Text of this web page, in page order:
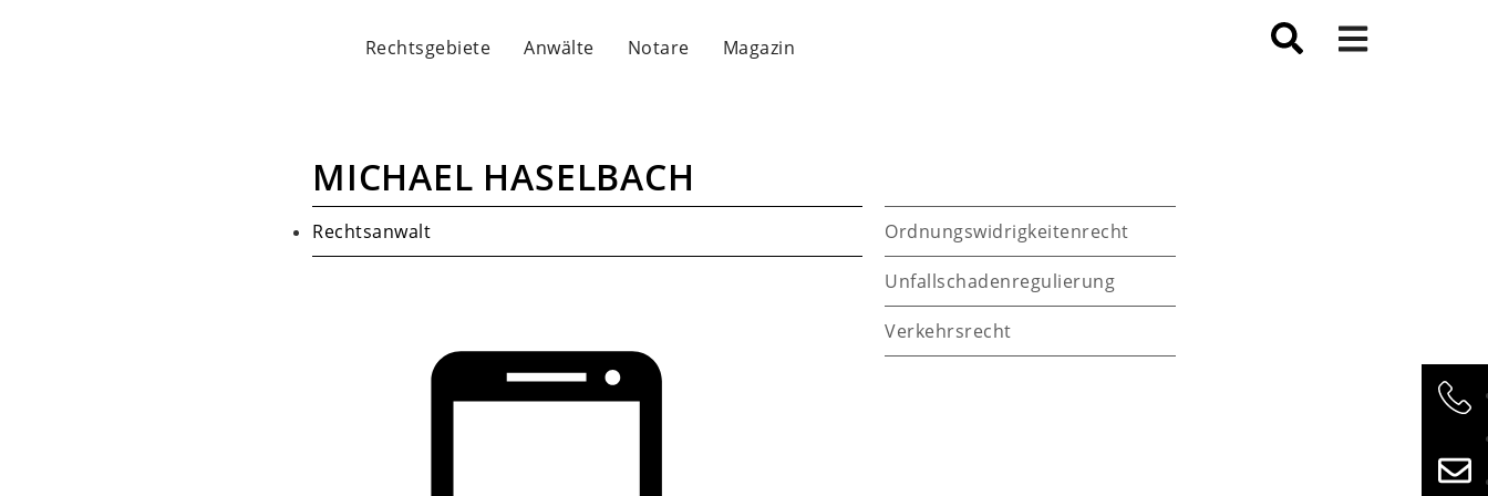
Rechtsgebiete Anwälte Notare Magazin
MICHAEL HASELBACH
Rechtsanwalt Ordnungswidrigkeitenrecht
Unfallschadenregulierung
Verkehrsrecht